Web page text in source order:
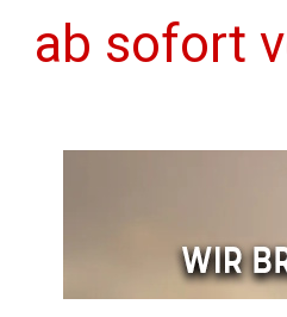
ab sofort